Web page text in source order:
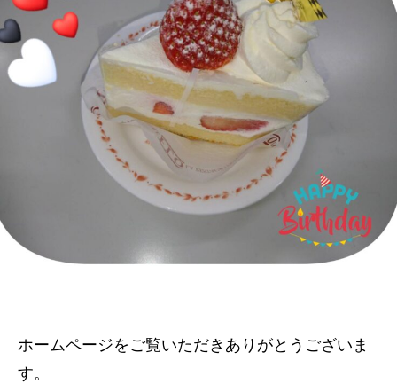
ホームページをご覧いただきありがとうございま
す。